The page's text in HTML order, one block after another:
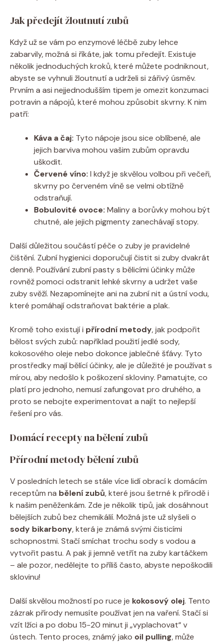
Jak předejít žloutnutí zubů
Když už se vám po enzymové léčbě zuby lehce
zabarvily, možná si říkáte, jak tomu předejít. Existuje
několik jednoduchých kroků, které můžete podniknout,
abyste se vyhnuli žloutnutí a udrželi si zářivý úsměv.
Prvním a asi nejjednodušším tipem je omezit konzumaci
potravin a nápojů, které mohou způsobit skvrny. K nim
patří:
Káva a čaj: Tyto nápoje jsou sice oblíbené, ale
jejich barviva mohou vašim zubům opravdu
uškodit.
Červené víno: I když je skvělou volbou při večeři,
skvrny po červeném víně se velmi obtížně
odstraňují.
Bobulovité ovoce: Maliny a borůvky mohou být
chutné, ale jejich pigmenty zanechávají stopy.
Další důležitou součástí péče o zuby je pravidelné
čištění. Zubní hygienici doporučují čistit si zuby dvakrát
denně. Používání zubní pasty s bělicími účinky může
rovněž pomoci odstranit lehké skvrny a udržet vaše
zuby svěží. Nezapomínejte ani na zubní nit a ústní vodu,
které pomáhají odstraňovat baktérie a plak.
Kromě toho existují i přírodní metody, jak podpořit
bělost svých zubů: například použití jedlé sody,
kokosového oleje nebo dokonce jablečné šťávy. Tyto
prostředky mají bělící účinky, ale je důležité je používat s
mírou, aby nedošlo k poškození skloviny. Pamatujte, co
platí pro jednoho, nemusí zafungovat pro druhého, a
proto se nebojte experimentovat a najít to nejlepší
řešení pro vás.
Domácí recepty na bělení zubů
Přírodní metody bělení zubů
V posledních letech se stále více lidí obrací k domácím
receptům na bělení zubů, které jsou šetrné k přírodě i
k našim peněženkám. Zde je několik tipů, jak dosáhnout
bělejších zubů bez chemikálií. Možná jste už slyšeli o
sody bikarbony, která je známá svými čisticími
schopnostmi. Stačí smíchat trochu sody s vodou a
vytvořit pastu. A pak ji jemně vetřít na zuby kartáčkem
– ale pozor, nedělejte to příliš často, abyste nepoškodili
sklovinu!
Další skvělou možností po ruce je kokosový olej. Tento
zázrak přírody nemusíte používat jen na vaření. Stačí si
vzít lžíci a po dobu 15-20 minut ji „vyplachovat“ v
ústech. Tento proces, známý jako oil pulling, může